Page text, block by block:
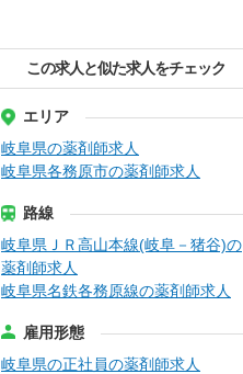
この求人と似た求人をチェック
エリア
岐阜県の薬剤師求人
岐阜県各務原市の薬剤師求人
路線
岐阜県ＪＲ高山本線(岐阜－猪谷)の
薬剤師求人
岐阜県名鉄各務原線の薬剤師求人
雇用形態
岐阜県の正社員の薬剤師求人